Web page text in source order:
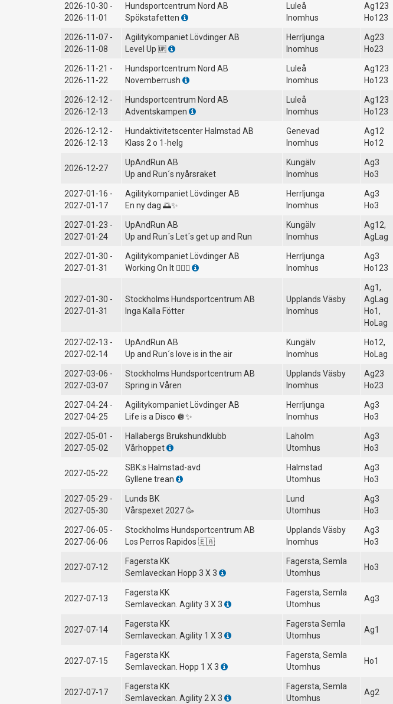
2026-10-30 -
2026-11-01
Hundsportcentrum Nord AB
Spökstafetten
Luleå
Inomhus
Ag123
Ho123
2026-11-07 -
2026-11-08
Agilitykompaniet Lövdinger AB
Level Up 🆙
Herrljunga
Inomhus
Ag23
Ho23
2026-11-21 -
2026-11-22
Hundsportcentrum Nord AB
Novemberrush
Luleå
Inomhus
Ag123
Ho123
2026-12-12 -
2026-12-13
Hundsportcentrum Nord AB
Adventskampen
Luleå
Inomhus
Ag123
Ho123
2026-12-12 -
2026-12-13
Hundaktivitetscenter Halmstad AB
Klass 2 o 1-helg
Genevad
Inomhus
Ag12
Ho12
2026-12-27
UpAndRun AB
Up and Run´s nyårsraket
Kungälv
Inomhus
Ag3
Ho3
2027-01-16 -
2027-01-17
Agilitykompaniet Lövdinger AB
En ny dag 🌅✨
Herrljunga
Inomhus
Ag3
Ho3
2027-01-23 -
2027-01-24
UpAndRun AB
Up and Run´s Let´s get up and Run
Kungälv
Inomhus
Ag12,
AgLag
2027-01-30 -
2027-01-31
Agilitykompaniet Lövdinger AB
Working On It 🏋️‍♀️💪
Herrljunga
Inomhus
Ag3
Ho123
2027-01-30 -
2027-01-31
Stockholms Hundsportcentrum AB
Inga Kalla Fötter
Upplands Väsby
Inomhus
Ag1,
AgLag
Ho1,
HoLag
2027-02-13 -
2027-02-14
UpAndRun AB
Up and Run´s love is in the air
Kungälv
Inomhus
Ho12,
HoLag
2027-03-06 -
2027-03-07
Stockholms Hundsportcentrum AB
Spring in Våren
Upplands Väsby
Inomhus
Ag23
Ho23
2027-04-24 -
2027-04-25
Agilitykompaniet Lövdinger AB
Life is a Disco 🪩✨
Herrljunga
Inomhus
Ag3
Ho3
2027-05-01 -
2027-05-02
Hallabergs Brukshundklubb
Vårhoppet
Laholm
Utomhus
Ag3
Ho3
2027-05-22
SBK:s Halmstad-avd
Gyllene trean
Halmstad
Utomhus
Ag3
Ho3
2027-05-29 -
2027-05-30
Lunds BK
Vårspexet 2027 🥳
Lund
Utomhus
Ag3
Ho3
2027-06-05 -
2027-06-06
Stockholms Hundsportcentrum AB
Los Perros Rapidos 🇪🇦
Upplands Väsby
Inomhus
Ag3
Ho3
2027-07-12
Fagersta KK
Semlaveckan Hopp 3 X 3
Fagersta, Semla
Utomhus
Ho3
2027-07-13
Fagersta KK
Semlaveckan. Agility 3 X 3
Fagersta, Semla
Utomhus
Ag3
2027-07-14
Fagersta KK
Semlaveckan. Agility 1 X 3
Fagersta Semla
Utomhus
Ag1
2027-07-15
Fagersta KK
Semlaveckan. Hopp 1 X 3
Fagersta, Semla
Utomhus
Ho1
2027-07-17
Fagersta KK
Semlaveckan. Agility 2 X 3
Fagersta, Semla
Utomhus
Ag2